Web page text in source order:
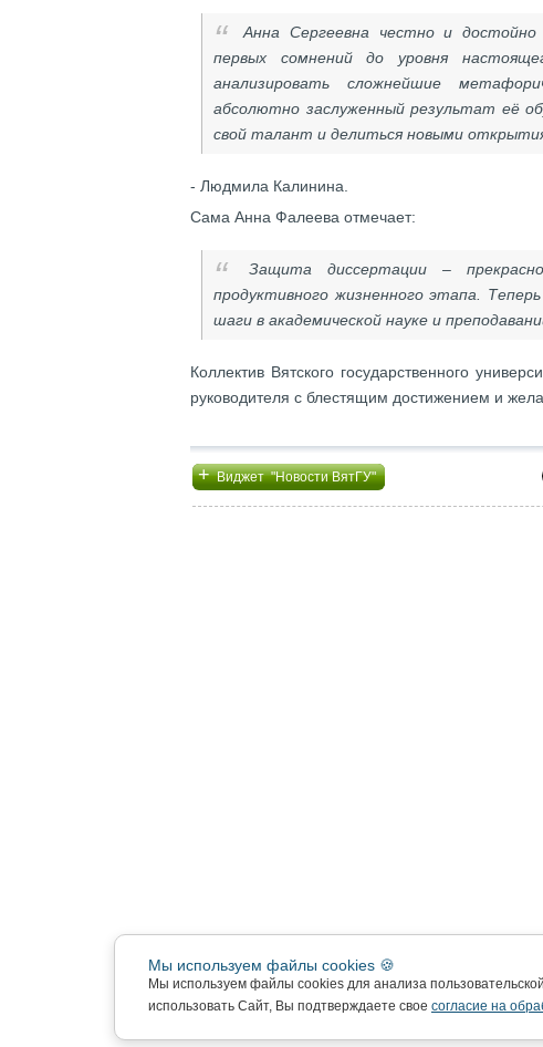
Анна Сергеевна честно и
первых сомнений до уровня
анализировать сложнейшие
абсолютно заслуженный результат её
свой талант и делиться новыми
- Людмила Калинина.
Сама Анна Фалеева отмечает:
Защита диссертации–
продуктивного жизненного этапа.
шаги в академической науке и
Коллектив Вятского государственного
руководителя с блестящим достижением и
+Виджет "Новости ВятГУ"
Мы используем файлы cookies 🍪
Мы используем файлы cookies для анализа
использовать Сайт, Вы подтверждаете своесогласие на